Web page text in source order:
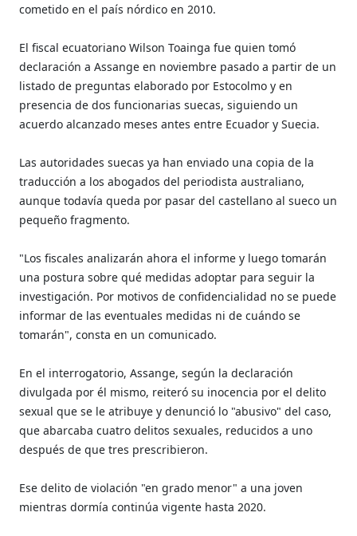
cometido en el país nórdico en 2010.
El fiscal ecuatoriano Wilson Toainga fue quien tomó
declaración a Assange en noviembre pasado a partir de un
listado de preguntas elaborado por Estocolmo y en
presencia de dos funcionarias suecas, siguiendo un
acuerdo alcanzado meses antes entre Ecuador y Suecia.
Las autoridades suecas ya han enviado una copia de la
traducción a los abogados del periodista australiano,
aunque todavía queda por pasar del castellano al sueco un
pequeño fragmento.
"Los fiscales analizarán ahora el informe y luego tomarán
una postura sobre qué medidas adoptar para seguir la
investigación. Por motivos de confidencialidad no se puede
informar de las eventuales medidas ni de cuándo se
tomarán", consta en un comunicado.
En el interrogatorio, Assange, según la declaración
divulgada por él mismo, reiteró su inocencia por el delito
sexual que se le atribuye y denunció lo "abusivo" del caso,
que abarcaba cuatro delitos sexuales, reducidos a uno
después de que tres prescribieron.
Ese delito de violación "en grado menor" a una joven
mientras dormía continúa vigente hasta 2020.